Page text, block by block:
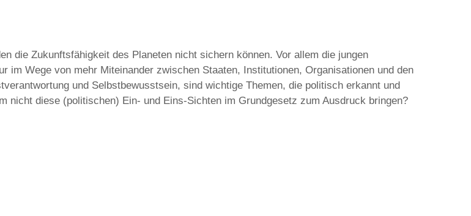
die Zukunftsfähigkeit des Planeten nicht sichern können. Vor allem die jungen
im Wege von mehr Miteinander zwischen Staaten, Institutionen, Organisationen und den
und Selbstbewusstsein, sind wichtige Themen, die politisch erkannt und
nicht diese (politischen) Ein- und Eins-Sichten im Grundgesetz zum Ausdruck bringen?